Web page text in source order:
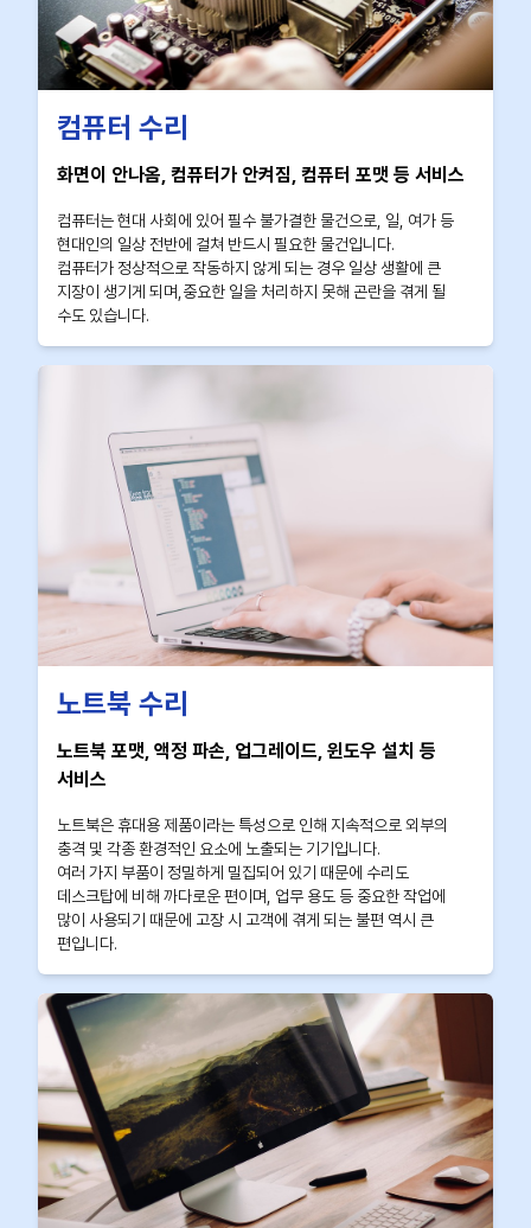
컴퓨터 수리
화면이 안나옴, 컴퓨터가 안켜짐, 컴퓨터 포맷 등 서비스
컴퓨터는 현대 사회에 있어 필수 불가결한 물건으로, 일, 여가 등
현대인의 일상 전반에 걸쳐 반드시 필요한 물건입니다.
컴퓨터가 정상적으로 작동하지 않게 되는 경우 일상 생활에 큰
지장이 생기게 되며,중요한 일을 처리하지 못해 곤란을 겪게 될
수도 있습니다.
노트북 수리
노트북 포맷, 액정 파손, 업그레이드, 윈도우 설치 등
서비스
노트북은 휴대용 제품이라는 특성으로 인해 지속적으로 외부의
충격 및 각종 환경적인 요소에 노출되는 기기입니다.
여러 가지 부품이 정밀하게 밀집되어 있기 때문에 수리도
데스크탑에 비해 까다로운 편이며, 업무 용도 등 중요한 작업에
많이 사용되기 때문에 고장 시 고객에 겪게 되는 불편 역시 큰
편입니다.